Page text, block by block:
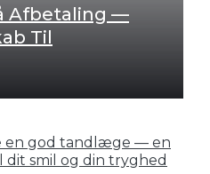
Afbetaling —
Til
en god tandlæge — en
dit smil og din tryghed